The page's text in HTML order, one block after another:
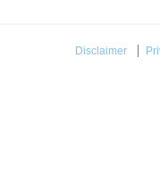
Disclaimer